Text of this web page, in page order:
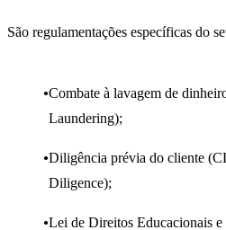
São regulamentações específicas do
Combate à lavagem de
Laundering);
Diligência prévia do cliente
Diligence);
Lei de Direitos Educacionais